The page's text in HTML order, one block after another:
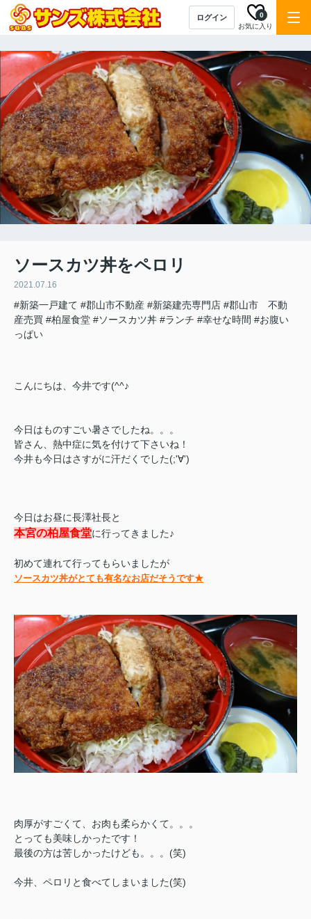
ログイン
お気に入り
0
ソースカツ丼をペロリ
2021.07.16
#新築一戸建て #郡山市不動産 #新築建売専門店 #郡山市 不動
産売買 #柏屋食堂 #ソースカツ丼 #ランチ #幸せな時間 #お腹い
っぱい
こんにちは、今井です(^^♪
今日はものすごい暑さでしたね。。。
皆さん、熱中症に気を付けて下さいね！
今井も今日はさすがに汗だくでした(;'∀')
今日はお昼に長澤社長と
本宮の柏屋食堂に行ってきました♪
初めて連れて行ってもらいましたが
ソースカツ丼がとても有名なお店だそうです★
肉厚がすごくて、お肉も柔らかくて。。。
とっても美味しかったです！
最後の方は苦しかったけども。。。(笑)
今井、ペロリと食べてしまいました(笑)